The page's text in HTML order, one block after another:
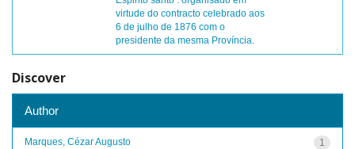
virtude do contracto celebrado aos
6 de julho de 1876 com o
presidente da mesma Província.
Discover
Author
1
Marques, Cézar Augusto